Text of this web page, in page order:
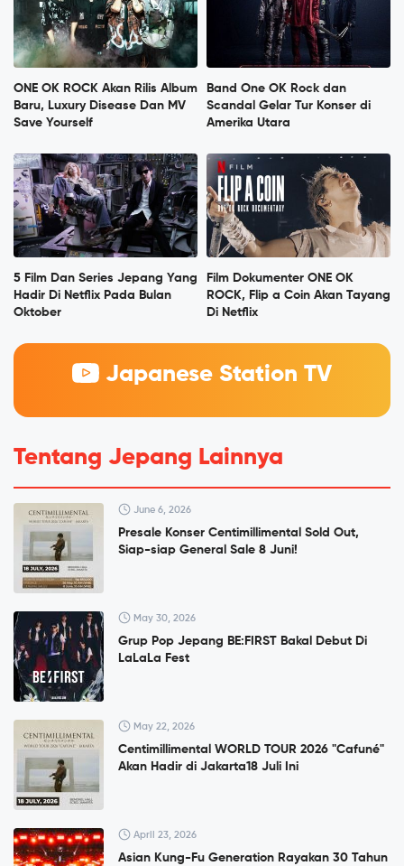
ONE OK ROCK Akan Rilis Album
Baru, Luxury Disease Dan MV
Save Yourself
Band One OK Rock dan
Scandal Gelar Tur Konser di
Amerika Utara
5 Film Dan Series Jepang Yang
Hadir Di Netflix Pada Bulan
Oktober
Film Dokumenter ONE OK
ROCK, Flip a Coin Akan Tayang
Di Netflix
Japanese Station TV
Tentang Jepang Lainnya
June 6, 2026
Presale Konser Centimillimental Sold Out,
Siap-siap General Sale 8 Juni!
May 30, 2026
Grup Pop Jepang BE:FIRST Bakal Debut Di
LaLaLa Fest
May 22, 2026
Centimillimental WORLD TOUR 2026 "Cafuné"
Akan Hadir di Jakarta18 Juli Ini
April 23, 2026
Asian Kung-Fu Generation Rayakan 30 Tahun